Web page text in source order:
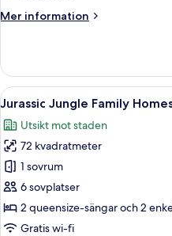
w
Mer information
Mer
Dreamland
Family
Homestay
Legoland
w
Slide
Öppna
alla
foton
för
Jurassic
Jungle
Family
Homestay
16
Jurassic Jungle Family
Utsikt mot staden
72 kvadratmeter
1 sovrum
6 sovplatser
2 queensize-sängar och 2
Gratis wi-fi